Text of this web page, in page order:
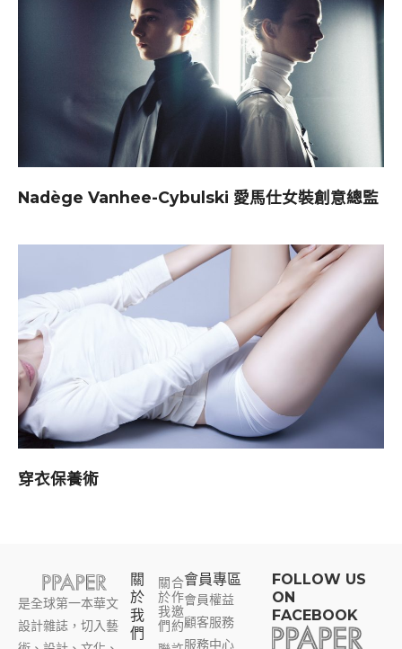
Nadège Vanhee-Cybulski 愛馬仕女裝創意總監
穿衣保養術
是全球第一本華文
設計雜誌，切入藝
關
於
我
們
關
於
我
們
合
作
邀
約
會員專區​
會員權益
顧客服務
服務中心
FOLLOW US
ON
FACEBOOK